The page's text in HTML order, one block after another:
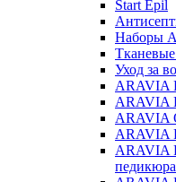
Start Epil
Наборы
Уход за
ARAVIA
ARAVIA
ARAVIA
ARAVIA
ARAVIA
педикюра